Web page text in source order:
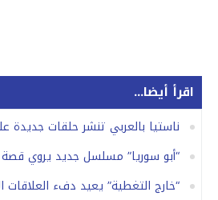
اقرأ أيضا...
ناستيا بالعربي تنشر حلقات جديدة
“أبو سوريا” مسلسل جديد يروي
“خارج التغطية” يعيد دفء